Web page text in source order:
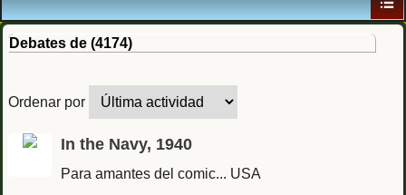
Debates de (4174)
Ordenar por
In the Navy, 1940
Para amantes del comic... USA